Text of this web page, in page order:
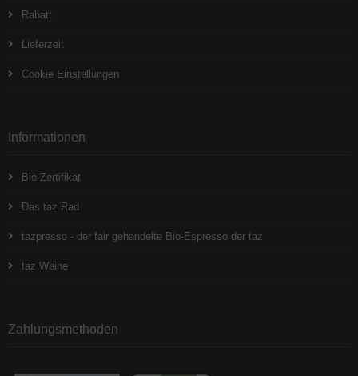
Rabatt
Lieferzeit
Cookie Einstellungen
Informationen
Bio-Zertifikat
Das taz Rad
tazpresso - der fair gehandelte Bio-Espresso der taz
taz Weine
Zahlungsmethoden